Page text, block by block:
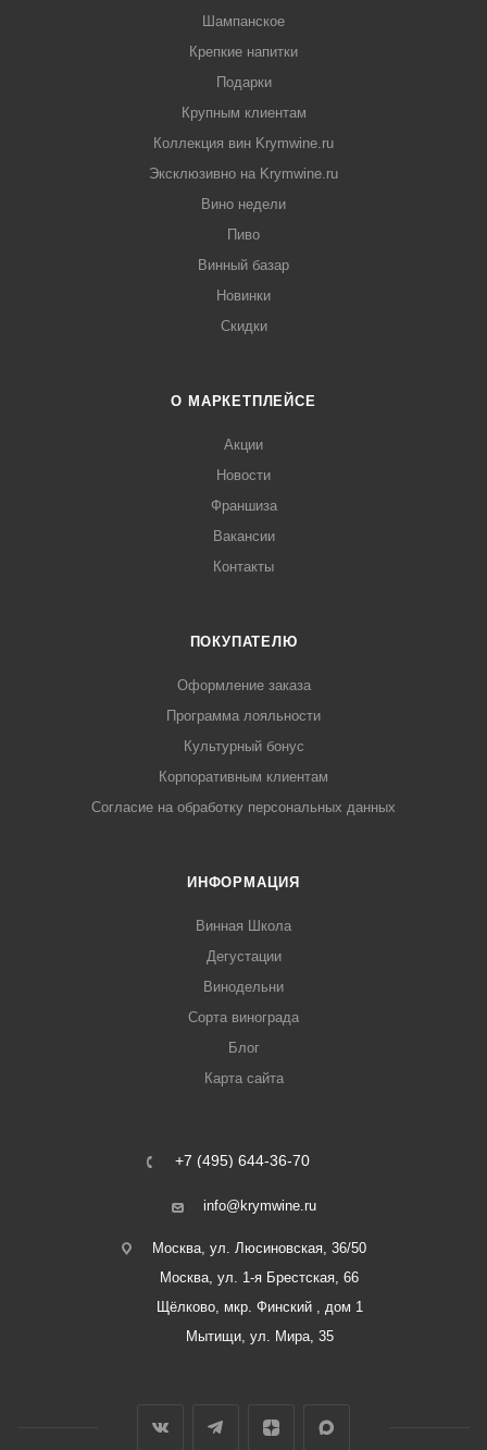
Шампанское
Крепкие напитки
Подарки
Крупным клиентам
Коллекция вин Krymwine.ru
Эксклюзивно на Krymwine.ru
Вино недели
Пиво
Винный базар
Новинки
Скидки
О МАРКЕТПЛЕЙСЕ
Акции
Новости
Франшиза
Вакансии
Контакты
ПОКУПАТЕЛЮ
Оформление заказа
Программа лояльности
Культурный бонус
Корпоративным клиентам
Согласие на обработку персональных данных
ИНФОРМАЦИЯ
Винная Школа
Дегустации
Винодельни
Сорта винограда
Блог
Карта сайта
+7 (495) 644-36-70
info@krymwine.ru
Москва, ул. Люсиновская, 36/50
Москва, ул. 1-я Брестская, 66
Щёлково, мкр. Финский , дом 1
Мытищи, ул. Мира, 35